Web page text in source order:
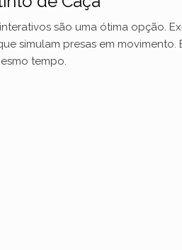
são uma ótima opção.
simulam presas em
tempo.